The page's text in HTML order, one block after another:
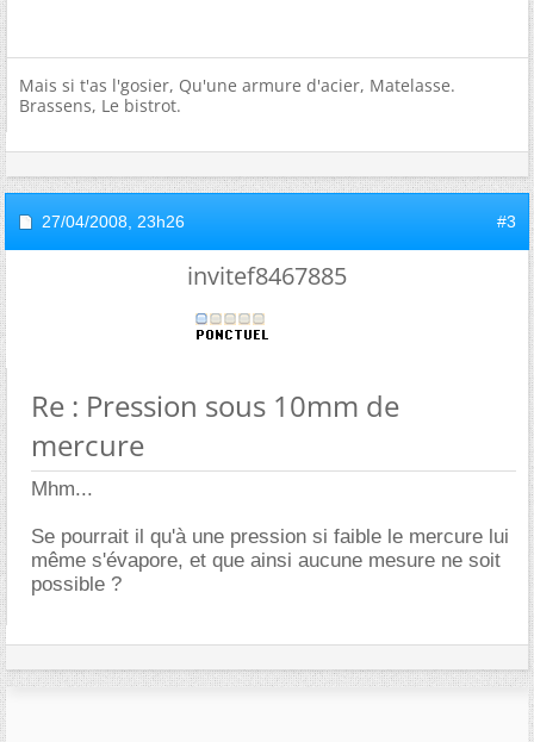
Mais si t'as l'gosier, Qu'une armure d'acier, Matelasse.
Brassens, Le bistrot.
27/04/2008, 23h26 #3
invitef8467885
Re : Pression sous 10mm de
mercure
Mhm...
Se pourrait il qu'à une pression si faible le mercure lui
même s'évapore, et que ainsi aucune mesure ne soit
possible ?